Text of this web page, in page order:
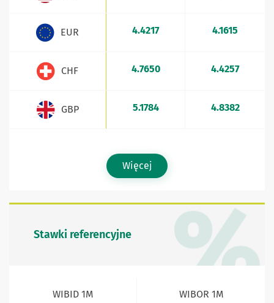
EUR 4.4217 4.1615
CHF 4.7650 4.4257
GBP 5.1784 4.8382
Więcej
Stawki referencyjne
WIBID 1M WIBOR 1M